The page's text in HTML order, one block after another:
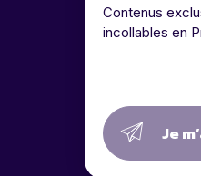
Contenus
incollables en
Je